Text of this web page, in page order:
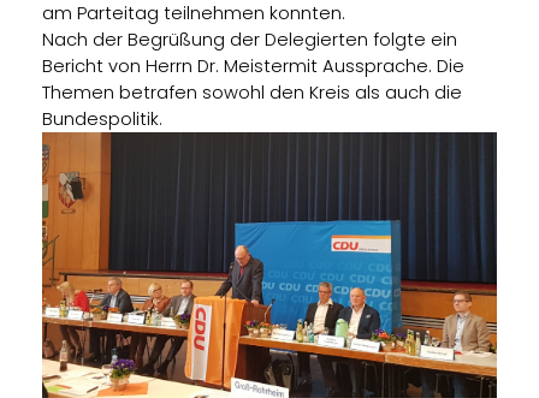
am Parteitag teilnehmen konnten.
Nach der Begrüßung der Delegierten folgte ein
Bericht von Herrn Dr. Meistermit Aussprache. Die
Themen betrafen sowohl den Kreis als auch die
Bundespolitik.